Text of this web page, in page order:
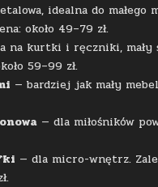
idealna do małego
około 49–79 zł.
na kurtki i ręczniki, mały
59–99 zł.
— bardziej jak mały
— dla miłośników
— dla micro-wnętrz.